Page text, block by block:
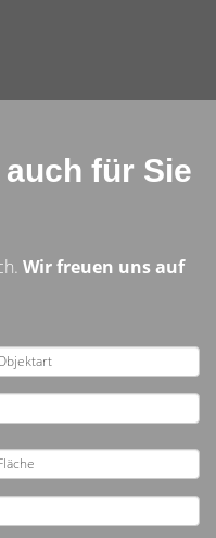
für Sie
Wir freuen uns auf